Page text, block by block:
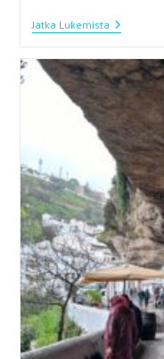
Jatka LukemistaMartiniquen
–
Rantoja,
Rytmejä
Ja
Rommia